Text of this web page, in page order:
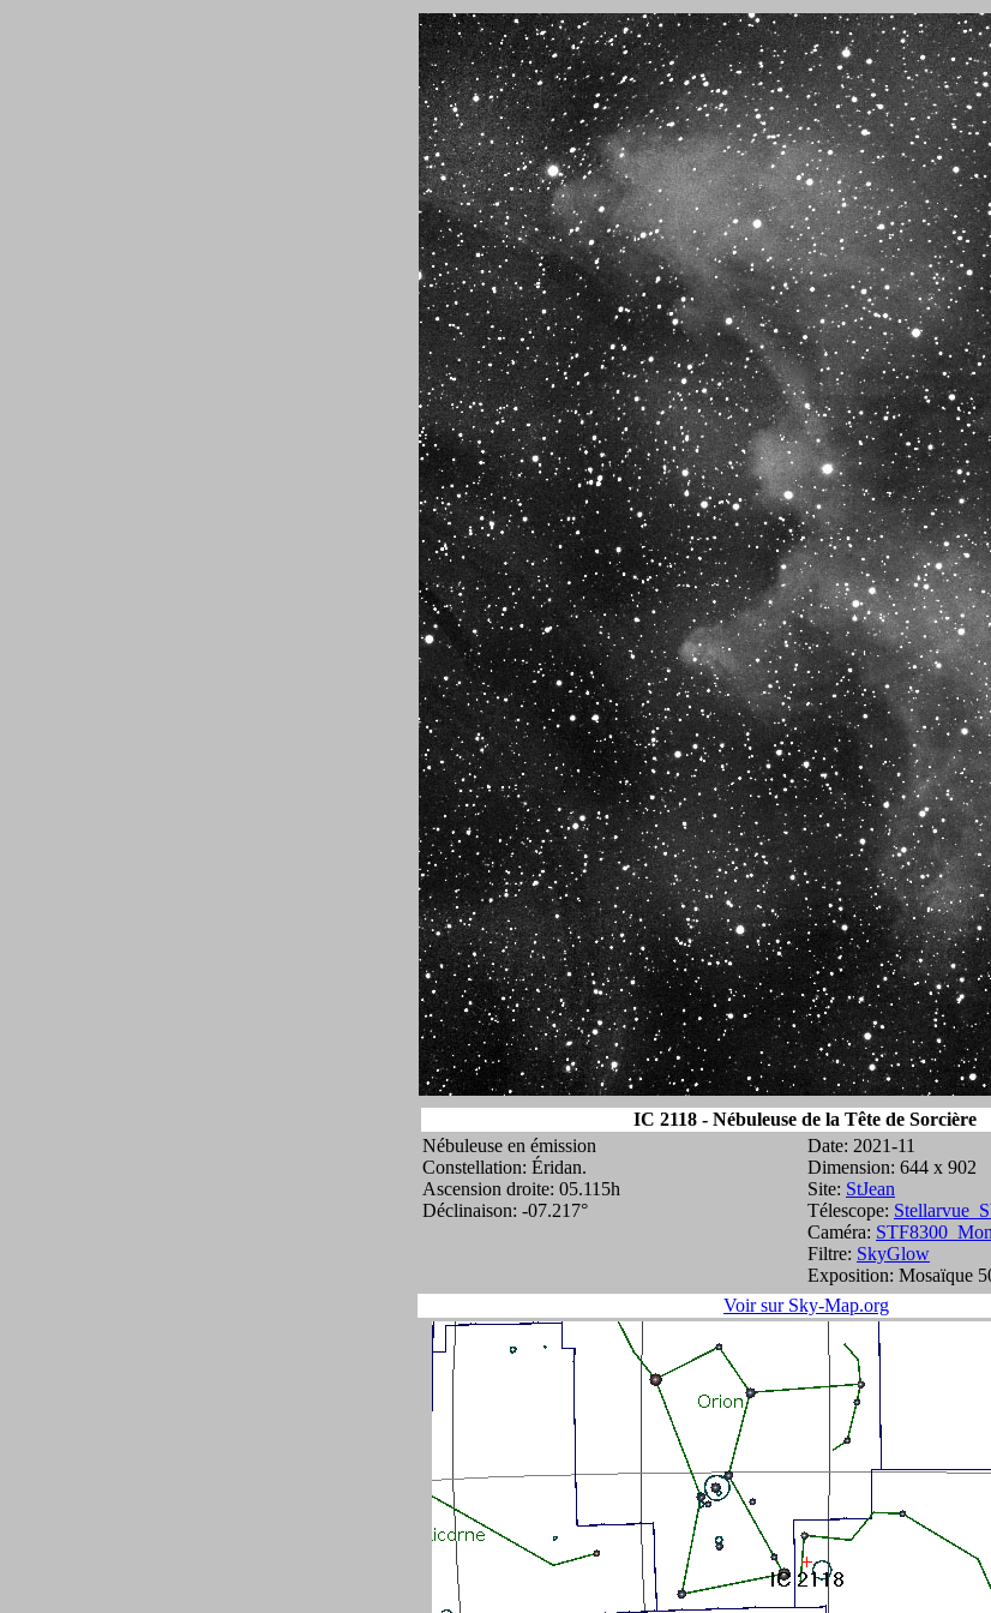
IC 2118 - Nébuleuse de la Tête de Sorcière
Nébuleuse en émission
Constellation: Éridan.
Ascension droite: 05.115h
Déclinaison: -07.217°
Date: 2021-11
Dimension: 644 x 902
Site: StJean
Télescope:
Caméra:
Filtre: SkyGlow
Exposition: Mosaïque
Voir sur Sky-Map.org